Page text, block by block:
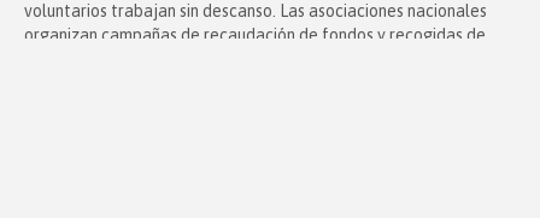
voluntarios trabajan sin descanso. Las asociaciones nacionales
organizan campañas de recaudación de fondos y recogidas de